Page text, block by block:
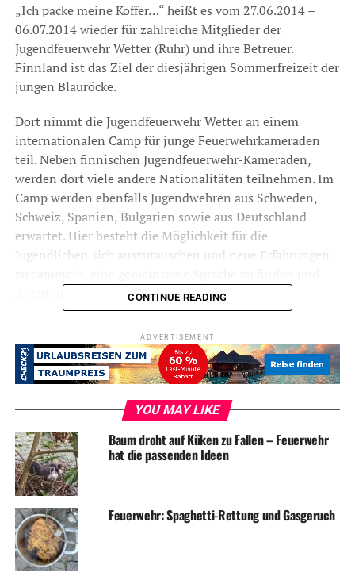
„Ich packe meine Koffer…“ heißt es vom 27.06.2014 –
06.07.2014 wieder für zahlreiche Mitglieder der
Jugendfeuerwehr Wetter (Ruhr) und ihre Betreuer.
Finnland ist das Ziel der diesjährigen Sommerfreizeit der
jungen Blauröcke.
Dort nimmt die Jugendfeuerwehr Wetter an einem
internationalen Camp für junge Feuerwehrkameraden
teil. Neben finnischen Jugendfeuerwehr-Kameraden,
werden dort viele andere Nationalitäten teilnehmen. Im
Camp werden ebenfalls Jugendwehren aus Schweden,
Schweiz, Spanien, Bulgarien sowie aus Deutschland
erwartet. Hier besteht die Möglichkeit für die
Jugendlichen sich auszutauschen und neue Erfahrungen
Abenteuer zusammen zu erleben.
mit finnischen Jugendfeuerwehren um ihren Mitgliedern
einen internationalen Jugendaustausch zu ermöglichen.
Zahlreise Besuche, Jugendleiterseminare organisiert
durch die Deutsche Jugendfeuerwehr und der Besuch der
finnischen Jugendfeuerwehr Karjala im letzten Sommer
gingen der diesjährigen Sommerfreizeit voraus.
Archivbild
RELATED TOPICS: JUGENDARBEIT NEWS
UP NEXT
Wetter hat einen neuen Stadtrat
CONTINUE READING
ADVERTISEMENT
YOU MAY LIKE
Baum droht auf Küken zu Fallen – Feuerwehr
hat die passenden Ideen
Feuerwehr: Spaghetti-Rettung und Gasgeruch